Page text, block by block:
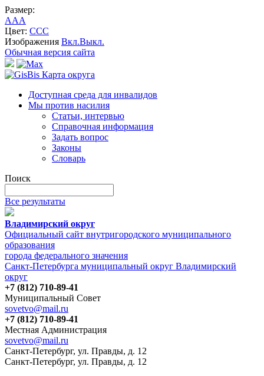
Размер:
AAA
Цвет: CCC
Изображения Вкл.Выкл.
Обычная версия сайта
Карта округа
Доступная среда для инвалидов
Мы против насилия
Статьи, интервью
Справочная информация
Задать вопрос
Законы
Словарь
Поиск
Все результаты
Владимирский округ
Официальный сайт внутригородского муниципального
образования
города федерального значения
Санкт-Петербурга муниципальный округ Владимирский
округ
+7 (812) 710-89-41
Муниципальный Совет
sovetvo@mail.ru
+7 (812) 710-89-41
Местная Администрация
sovetvo@mail.ru
Санкт-Петербург, ул. Правды, д. 12
Санкт-Петербург, ул. Правды, д. 12